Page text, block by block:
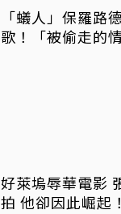
「蟻人」保羅路
歌！「被偷走的
好萊塢辱華電影
拍 他卻因此崛起！